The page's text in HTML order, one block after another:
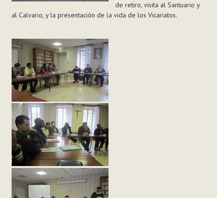
de retiro, visita al Santuario y
al Calvario, y la presentación de la vida de los Vicariatos.